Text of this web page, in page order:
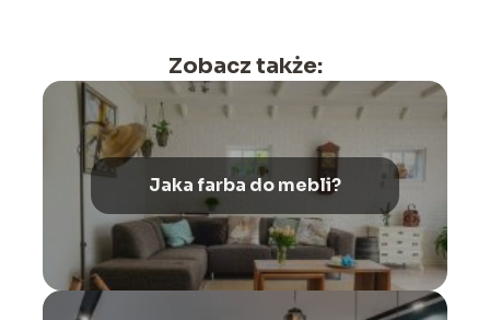
Zobacz także:
Jaka farba do mebli?